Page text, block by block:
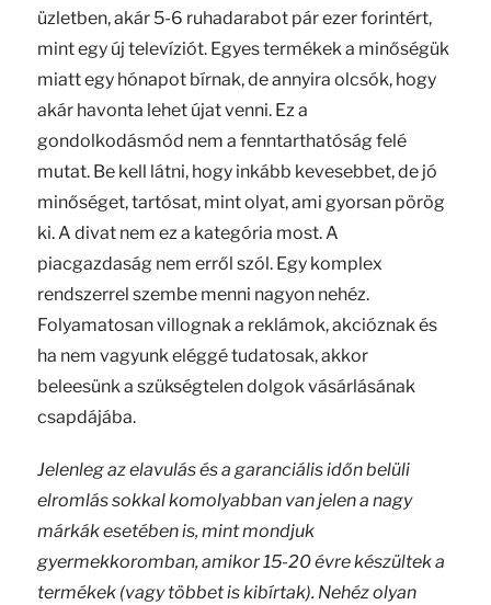
üzletben, akár 5-6 ruhadarabot pár ezer forintért,
mint egy új televíziót. Egyes termékek a minőségük
miatt egy hónapot bírnak, de annyira olcsók, hogy
akár havonta lehet újat venni. Ez a
gondolkodásmód nem a fenntarthatóság felé
mutat. Be kell látni, hogy inkább kevesebbet, de jó
minőséget, tartósat, mint olyat, ami gyorsan pörög
ki. A divat nem ez a kategória most. A
piacgazdaság nem erről szól. Egy komplex
rendszerrel szembe menni nagyon nehéz.
Folyamatosan villognak a reklámok, akcióznak és
ha nem vagyunk eléggé tudatosak, akkor
beleesünk a szükségtelen dolgok vásárlásának
csapdájába.
Jelenleg az elavulás és a garanciális időn belüli
elromlás sokkal komolyabban van jelen a nagy
márkák esetében is, mint mondjuk
gyermekkoromban, amikor 15-20 évre készültek a
termékek (vagy többet is kibírtak). Nehéz olyan